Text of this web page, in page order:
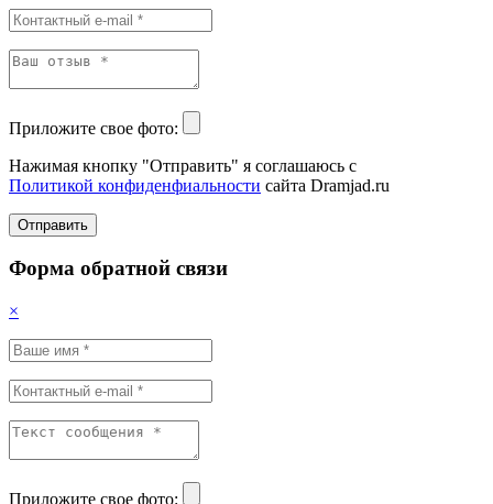
Приложите свое фото:
Нажимая кнопку "Отправить" я соглашаюсь с
Политикой конфиденфиальности сайта Dramjad.ru
Отправить
Форма обратной связи
×
Приложите свое фото: